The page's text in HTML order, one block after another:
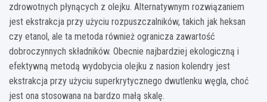
zdrowotnych płynących z olejku. Alternatywnym rozwiązaniem
jest ekstrakcja przy użyciu rozpuszczalników, takich jak heksan
czy etanol, ale ta metoda również ogranicza zawartość
dobroczynnych składników. Obecnie najbardziej ekologiczną i
efektywną metodą wydobycia olejku z nasion kolendry jest
ekstrakcja przy użyciu superkrytycznego dwutlenku węgla, choć
jest ona stosowana na bardzo małą skalę.